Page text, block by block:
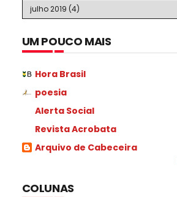
UM POUCO MAIS
Hora Brasil
poesia
Alerta Social
Revista Acrobata
Arquivo de Cabeceira
COLUNAS